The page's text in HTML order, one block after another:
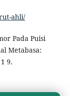
ahli/
Pada Puisi
Metabasa:
9.